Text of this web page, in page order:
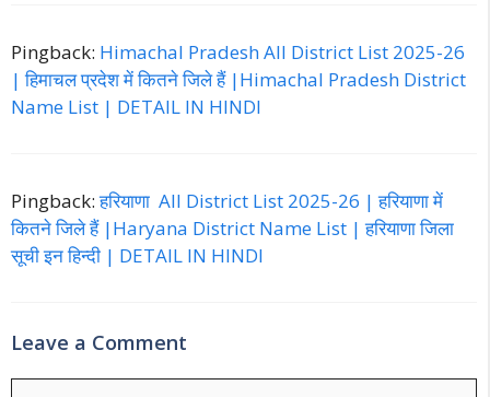
Pingback: Himachal Pradesh All District List 2025-26
| हिमाचल प्रदेश में कितने जिले हैं |Himachal Pradesh District
Name List | DETAIL IN HINDI
Pingback:हरियाणा All District List 2025-26 | हरियाणा में
कितने जिले हैं |Haryana District Name List | हरियाणा जिला
सूची इन हिन्दी | DETAIL IN HINDI
Leave a Comment